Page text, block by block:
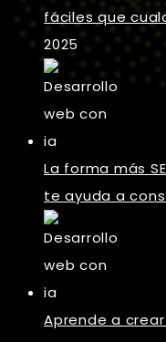
fáciles que
2025
La forma más
te ayuda a
Aprende a